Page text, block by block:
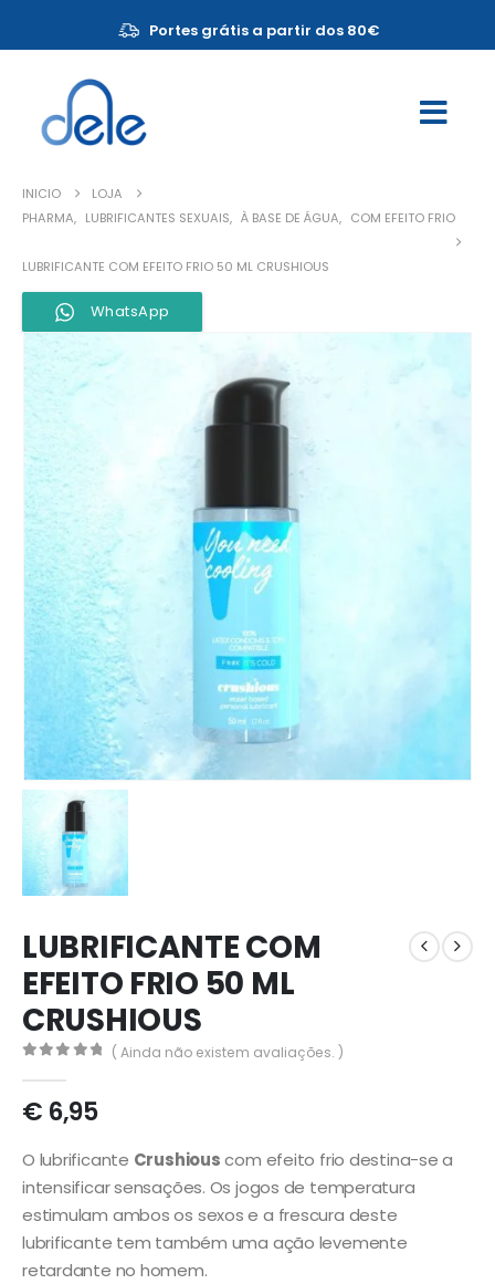
Portes grátis a partir dos 80€
INICIO
LOJA
PHARMA, LUBRIFICANTES SEXUAIS, À BASE DE ÁGUA, COM EFEITO FRIO
LUBRIFICANTE COM EFEITO FRIO 50 ML CRUSHIOUS
WhatsApp
LUBRIFICANTE COM
EFEITO FRIO 50 ML
CRUSHIOUS
( Ainda não existem avaliações. )
€ 6,95
O lubrificante Crushiouscom efeito frio destina-se a
intensificar sensações. Os jogos de temperatura
estimulam ambos os sexos e a frescura deste
lubrificante tem também uma ação levemente
retardante no homem.